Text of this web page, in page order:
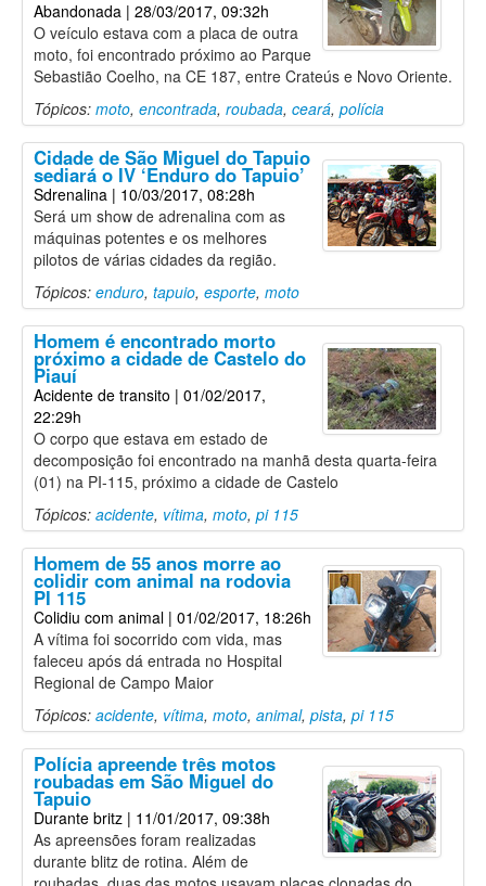
Abandonada | 28/03/2017, 09:32h
O veículo estava com a placa de outra
moto, foi encontrado próximo ao Parque
Sebastião Coelho, na CE 187, entre Crateús e Novo Oriente.
Tópicos: moto, encontrada, roubada, ceará, polícia
Cidade de São Miguel do Tapuio
sediará o IV ‘Enduro do Tapuio’
Sdrenalina | 10/03/2017, 08:28h
Será um show de adrenalina com as
máquinas potentes e os melhores
pilotos de várias cidades da região.
Tópicos: enduro, tapuio, esporte, moto
Homem é encontrado morto
próximo a cidade de Castelo do
Piauí
Acidente de transito | 01/02/2017,
22:29h
O corpo que estava em estado de
decomposição foi encontrado na manhã desta quarta-feira
(01) na PI-115, próximo a cidade de Castelo
Tópicos: acidente, vítima, moto, pi 115
Homem de 55 anos morre ao
colidir com animal na rodovia
PI 115
Colidiu com animal | 01/02/2017, 18:26h
A vítima foi socorrido com vida, mas
faleceu após dá entrada no Hospital
Regional de Campo Maior
Tópicos: acidente, vítima, moto, animal, pista, pi 115
Polícia apreende três motos
roubadas em São Miguel do
Tapuio
Durante britz | 11/01/2017, 09:38h
As apreensões foram realizadas
durante blitz de rotina. Além de